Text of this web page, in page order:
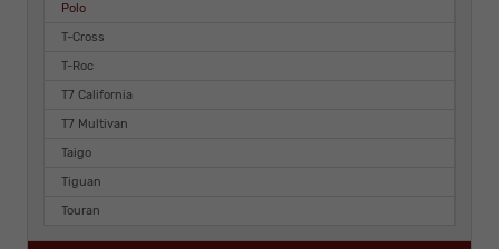
Polo
T-Cross
T-Roc
T7 California
T7 Multivan
Taigo
Tiguan
Touran